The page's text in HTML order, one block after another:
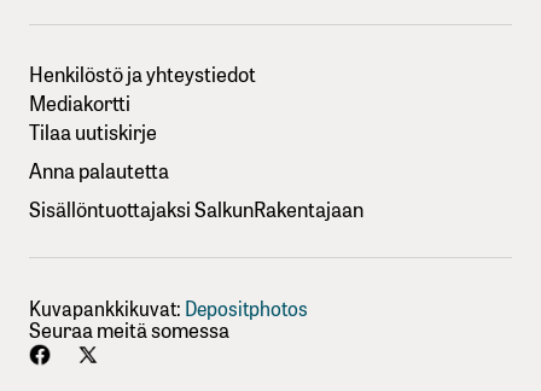
Henkilöstö ja yhteystiedot
Mediakortti
Tilaa uutiskirje
Anna palautetta
Sisällöntuottajaksi SalkunRakentajaan
Kuvapankkikuvat: Depositphotos
Seuraa meitä somessa